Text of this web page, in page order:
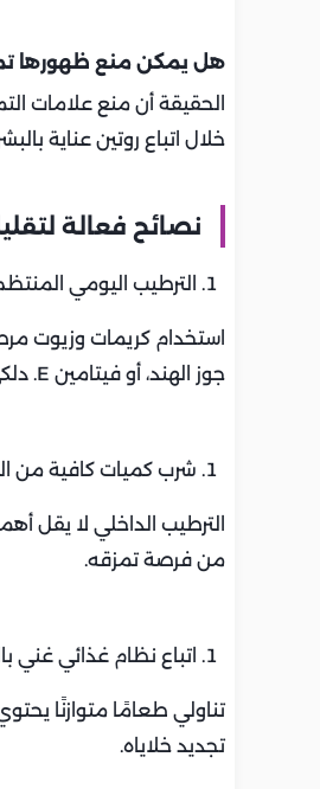
هل يمكن منع ظهورها
الحقيقة أن منع علامات
خلال اتباع روتين عناية
نصائح فعالة
الترطيب اليومي
استخدام كريمات وزيوت
جوز الهند، أو فيتامين E. دلكي المناطق المعرضة للتمدد مرتين يوميًا على الأقل.
شرب كميات كافية من
من فرصة تمزقه.
اتباع نظام غذائي غني
تجديد خلاياه.